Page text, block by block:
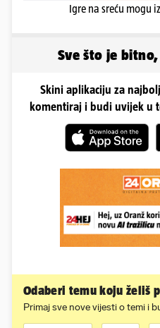
Igre na sreću mogu
Sve što je
Skini aplikaciju za
komentiraj i budi uvijek u
Odaberi temu koju želiš
Primaj sve nove vijesti o temi i